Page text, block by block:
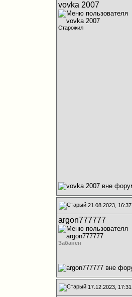
vovka 2007
Старожил
21.08.2023, 16:37
argon777777
Забанен
17.12.2023, 17:31